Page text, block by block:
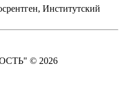
Институтский
© 2026